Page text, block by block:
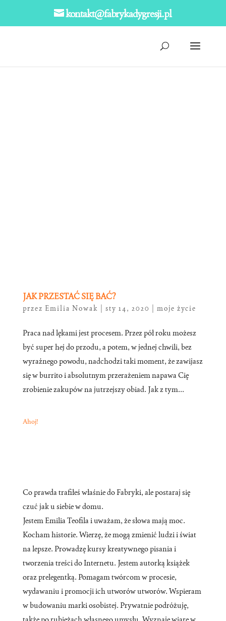
kontakt@fabrykadygresji.pl
JAK PRZESTAĆ SIĘ BAĆ?
przez Emilia Nowak sty 14, 2020 moje życie
Praca nad lękami jest procesem. Przez pół roku możesz
być super hej do przodu, a potem, w jednej chwili, bez
wyraźnego powodu, nadchodzi taki moment, że zawijasz
się w burrito i absolutnym przerażeniem napawa Cię
zrobienie zakupów na jutrzejszy obiad. Jak z tym...
Ahoj!
Co prawda trafiłeś właśnie do Fabryki, ale postaraj się
czuć jak u siebie w domu.
Jestem Emilia Teofila i uważam, że słowa mają moc.
Kocham historie. Wierzę, że mogą zmienić ludzi i świat
na lepsze. Prowadzę kursy kreatywnego pisania i
tworzenia treści do Internetu. Jestem autorką książek
oraz prelegentką. Pomagam twórcom w procesie,
wydawaniu i promocji ich utworów utworów. Wspieram
w budowaniu marki osobistej. Prywatnie podróżuję,